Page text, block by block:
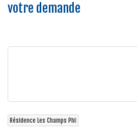
votre demande